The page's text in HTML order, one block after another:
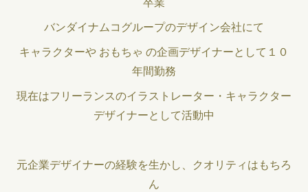
バンダイナムコグループのデザイン会社にて
キャラクターや おもちゃ の企画デザイナーとして１０
年間勤務
現在はフリーランスのイラストレーター・キャラクター
デザイナーとして活動中
元企業デザイナーの経験を生かし、クオリティはもちろ
ん